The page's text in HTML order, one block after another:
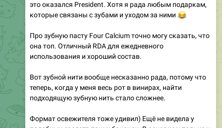
Про зубную пасту Four Calcium точно могу сказать, что
использования и хороший состав.
Вот зубной нити вообще несказанно рада, потому что
подходящую зубную нить стало сложнее.
Формат освежителя тоже удивил) Ещё не видела у
санитайзеров для рук.